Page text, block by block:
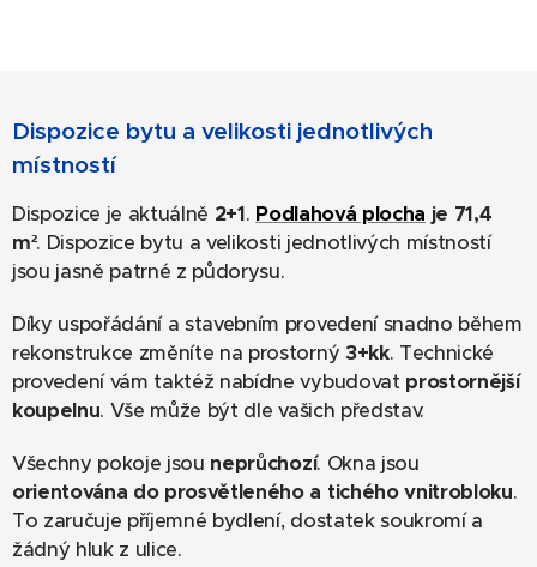
Dispozice bytu a velikosti jednotlivých
místností
Dispozice je aktuálně 2+1. Podlahová plocha je 71,4
m². Dispozice bytu a velikosti jednotlivých místností
jsou jasně patrné z půdorysu.
Díky uspořádání a stavebním provedení snadno během
rekonstrukce změníte na prostorný 3+kk. Technické
provedení vám taktéž nabídne vybudovat prostornější
koupelnu. Vše může být dle vašich představ.
Všechny pokoje jsou neprůchozí. Okna jsou
orientována do prosvětleného a tichého vnitrobloku.
To zaručuje příjemné bydlení, dostatek soukromí a
žádný hluk z ulice.